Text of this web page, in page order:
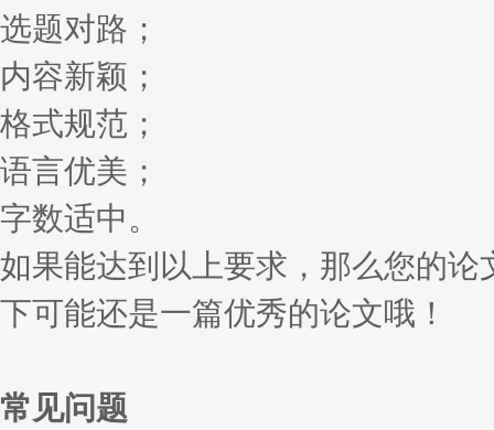
选题对路；
内容新颖；
格式规范；
语言优美；
字数适中。
如果能达到以上要求，那么您的
下可能还是一篇优秀的论文哦！
常见问题